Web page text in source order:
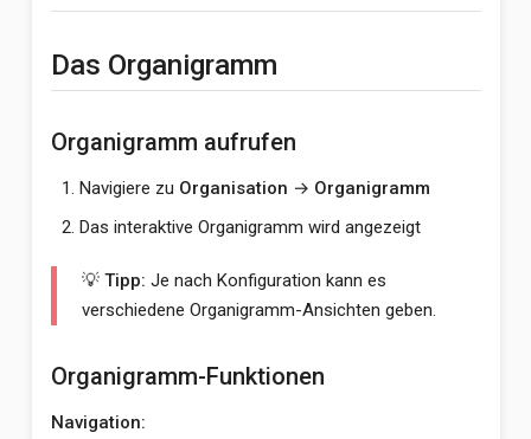
Das Organigramm
Organigramm aufrufen
Navigiere zu Organisation → Organigramm
Das interaktive Organigramm wird angezeigt
💡 Tipp: Je nach Konfiguration kann es
verschiedene Organigramm-Ansichten geben.
Organigramm-Funktionen
Navigation: